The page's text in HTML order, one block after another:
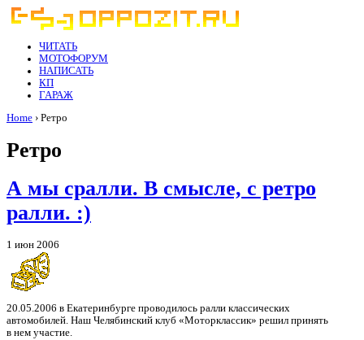
ЧИТАТЬ
МОТОФОРУМ
НАПИСАТЬ
КП
ГАРАЖ
Home › Ретро
Ретро
А мы сралли. В смысле, с ретро
ралли. :)
1 июн 2006
20.05.2006 в Екатеринбурге проводилось ралли классических
автомобилей. Наш Челябинский клуб «Моторклассик» решил принять
в нем участие.